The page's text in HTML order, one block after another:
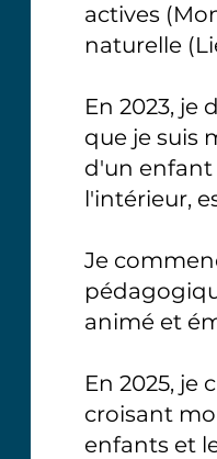
actives
naturelle
En 2023,
que je suis
d'un
l'intérieur,
Je
animé et
En 2025,
croisant
enfants et